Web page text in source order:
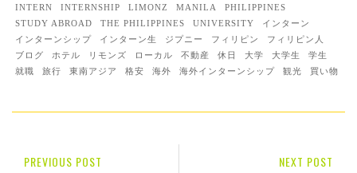
INTERN INTERNSHIP LIMONZ MANILA
PHILIPPINES
STUDY ABROAD
THE PHILIPPINES UNIVERSITY
インターン
インターンシップ
インターン生 ジプニー フィリピン
フィリピン人
ブログ
ホテル リモンズ ローカル 不動産 休日 大学 大学生
学生
就職
旅行 東南アジア 格安 海外 海外インターンシップ 観光 買い物
NEXT POST
PREVIOUS POST